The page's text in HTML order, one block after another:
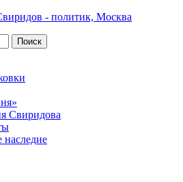
- политик, Москва
Свиридова
наследие